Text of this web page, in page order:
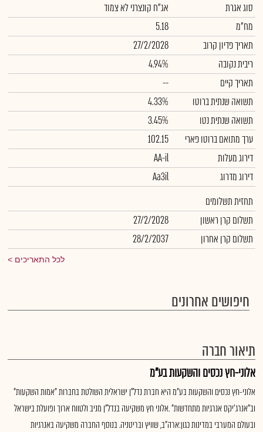
סוג אגרת
אג"ח קונצרני לא צמוד
מח"מ
5.18
תאריך פדיון קרוב
27/2/2028
ריבית נקובה
4.94%
תאריך קיים
--
תשואה שנתית ברוטו
4.33%
תשואה שנתית נטו
3.45%
ערך מתואם ברוטו פארי
102.15
דירוג מעלות
AA-il
דירוג מדרוג
Aa3il
תחזית תשלומים
תשלום קרן ראשון
27/2/2028
תשלום קרן אחרון
28/2/2037
לכל התאריכים
חיפושים אחרונים
תיאור חברה
אלוני-חץ נכסים והשקעות בע"מ
אלוני-חץ נכסים והשקעות בע"מ היא חברת נדל"ן ישראלית השולטת בחברות "אמות השקעות"
וב"אנרג'יקס אנרגיות מתחדשות" .אלוני חץ משקיעה בנדל"ן מניב ולטווח ארוך ופועלת בישראל
ובעולם המערבי במדינות כגון:ארה"ב, שוויץ ובריטניה. בנוסף החברה משקיעה באנרגיות